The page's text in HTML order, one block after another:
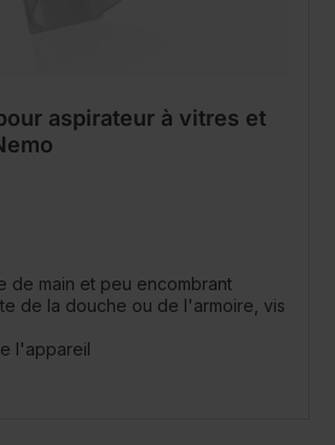
aspirateur à vitres et
de main et peu encombrant
de la douche ou de l'armoire, vis
l'appareil